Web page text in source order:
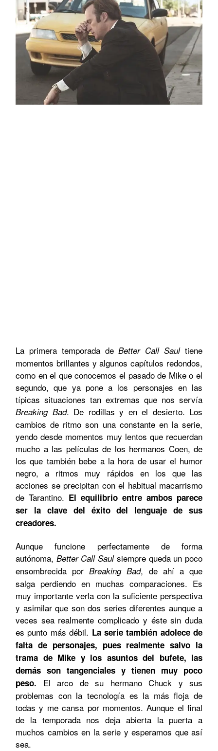
La primera temporada deBetter Call Saultiene
momentos brillantes y algunos capítulos redondos,
como en el que conocemos el pasado de Mike o el
segundo, que ya pone a los personajes en las
típicas situaciones tan extremas que nos servía
Breaking Bad. De rodillas y en el desierto. Los
cambios de ritmo son una constante en la serie,
yendo desde momentos muy lentos que recuerdan
mucho a las películas de los hermanos Coen, de
los que también bebe a la hora de usar el humor
negro, a ritmos muy rápidos en los que las
acciones se precipitan con el habitual macarrismo
de Tarantino. El equilibrio entre ambos parece
ser la clave del éxito del lenguaje de sus
creadores.
Aunque funcione perfectamente de forma
autónoma, Better Call Saulsiempre queda un poco
ensombrecida porBreaking Bad, de ahí a que
salga perdiendo en muchas comparaciones. Es
muy importante verla con la suficiente perspectiva
y asimilar que son dos series diferentes aunque a
veces sea realmente complicado y éste sin duda
es punto más débil. La serie también adolece de
falta de personajes, pues realmente salvo la
trama de Mike y los asuntos del bufete, las
demás son tangenciales y tienen muy poco
peso. El arco de su hermano Chuck y sus
problemas con la tecnología es la más floja de
todas y me cansa por momentos. Aunque el final
de la temporada nos deja abierta la puerta a
muchos cambios en la serie y esperamos que así
sea.